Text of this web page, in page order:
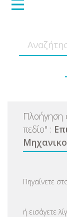
Πλοήγηση
πεδίο" :
Πηγαίνετε
ή εισάγετε